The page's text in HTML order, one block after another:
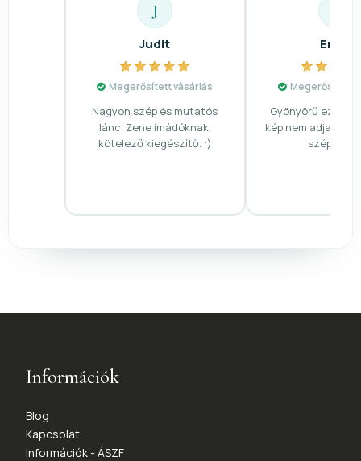
J
Judit
Megerősített vásárlás
Nagyon szép és mutatós
lánc. Zene imádóknak,
kötelező kiegészítő. :)
Enikő
Megerősített
Gyönyörű ez a
kép nem adja
Információk
Blog
Kapcsolat
Információk - ÁSZF